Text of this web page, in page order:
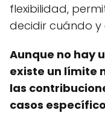
flexibilidad,
decidir cuándo y
Aunque no hay
existe un límite
las
casos